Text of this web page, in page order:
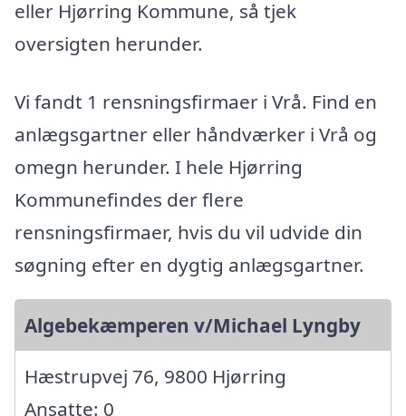
eller Hjørring Kommune, så tjek
oversigten herunder.
Vi fandt 1 rensningsfirmaer i Vrå. Find en
anlægsgartner eller håndværker i Vrå og
omegn herunder. I hele Hjørring
Kommunefindes der flere
rensningsfirmaer, hvis du vil udvide din
søgning efter en dygtig anlægsgartner.
Algebekæmperen v/Michael Lyngby
Hæstrupvej 76, 9800 Hjørring
Ansatte: 0